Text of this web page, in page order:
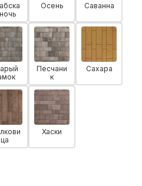
Осень Саванна
Песчани
к
Сахара
ца
Хаски